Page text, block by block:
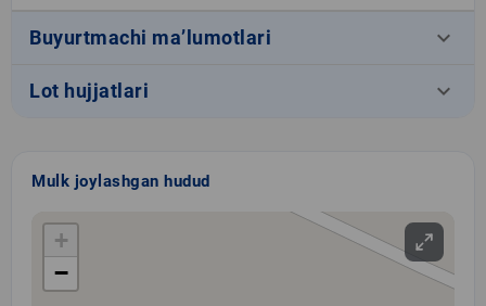
Buyurtmachi ma’lumotlari keyboard_arrow_down
Lot hujjatlari keyboard_arrow_down
Mulk joylashgan hudud
+
−